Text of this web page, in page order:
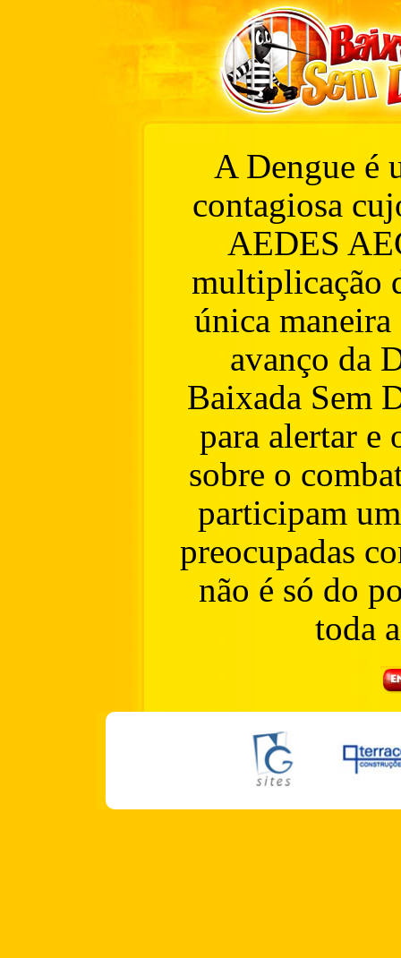
A Dengue é
contagiosa
AEDES
multiplicação
única
avanço da
Baixada Sem
para alertar e
sobre o
participam
preocupadas
não é só do
toda